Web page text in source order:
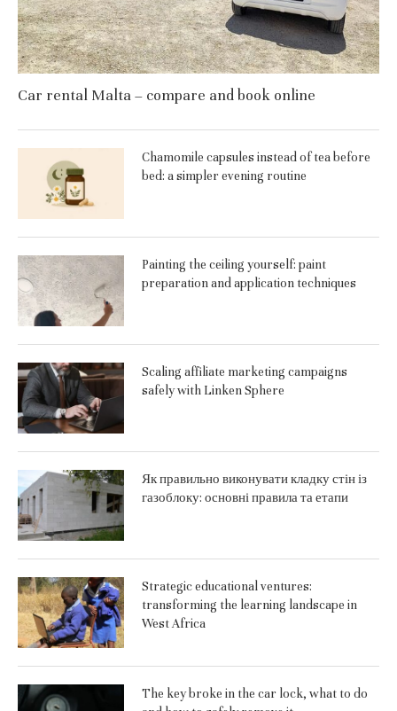
Car rental Malta – compare and book online
Chamomile capsules instead of tea before
bed: a simpler evening routine
Painting the ceiling yourself: paint
preparation and application techniques
Scaling affiliate marketing campaigns
safely with Linken Sphere
Як правильно виконувати кладку стін із
газоблоку: основні правила та етапи
Strategic educational ventures:
transforming the learning landscape in
West Africa
The key broke in the car lock, what to do